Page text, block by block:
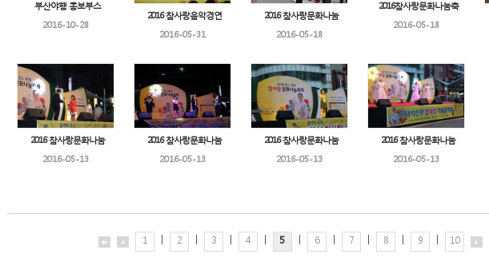
부산야행 홍보부스
2016-10-28
2016 참사랑음악경연
2016-05-31
2016 참사랑문화나눔
2016-05-18
2016참사랑문화나눔축
2016-05-18
2016 참사랑문화나눔
2016-05-13
2016 참사랑문화나눔
2016-05-13
2016 참사랑문화나눔
2016-05-13
2016 참사랑문화나눔
2016-05-13
1 | 2 | 3 | 4 | 5 | 6 | 7 | 8 | 9 | 10